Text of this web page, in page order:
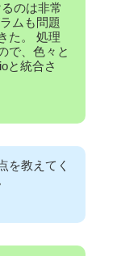
のは非常
ムも問題
た。 処理
で、色々と
と統合さ
を教えてく